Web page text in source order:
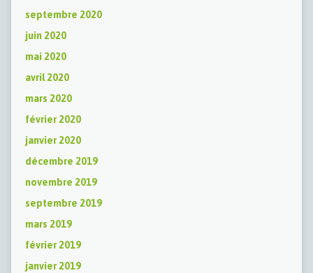
septembre 2020
juin 2020
mai 2020
avril 2020
mars 2020
février 2020
janvier 2020
décembre 2019
novembre 2019
septembre 2019
mars 2019
février 2019
janvier 2019